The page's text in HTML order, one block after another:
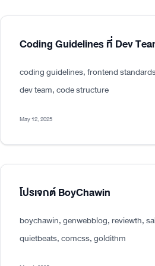
Coding Guidelines ที่ Dev
coding guidelines, frontend
dev team, code structure
May 12, 2025
โปรเจกต์ BoyChawin
boychawin, genwebblog, reviewth,
quietbeats, comcss, goldithm